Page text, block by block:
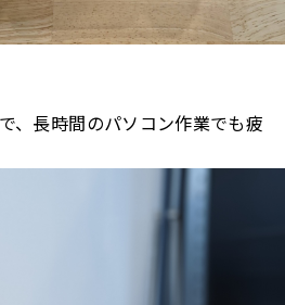
、長時間のパソコン作業でも疲